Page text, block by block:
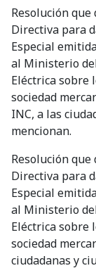
Resolución
Directiva para
Especial
al Ministerio
Eléctrica sobre
sociedad
INC, a las
mencionan.
Resolución
Directiva para
Especial
al Ministerio
Eléctrica sobre
sociedad
ciudadanas y